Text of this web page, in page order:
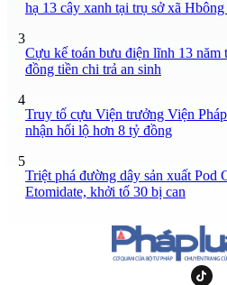
hạ 13 cây xanh tại trụ sở xã Hbông
3
Cựu kế toán bưu điện lĩnh 13 năm
đồng tiền chi trả an sinh
4
Truy tố cựu Viện trưởng Viện
nhận hối lộ hơn 8 tỷ đồng
5
Triệt phá đường dây sản xuất Pod
Etomidate, khởi tố 30 bị can